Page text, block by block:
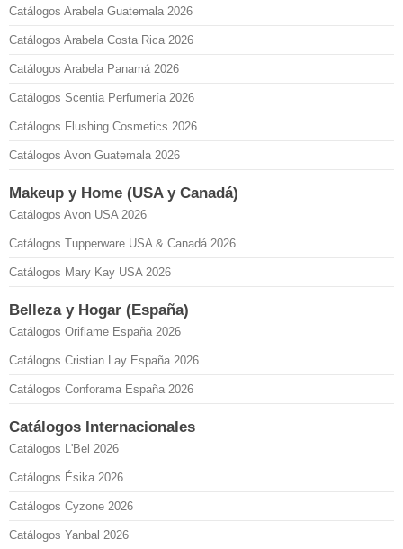
Catálogos Arabela Guatemala 2026
Catálogos Arabela Costa Rica 2026
Catálogos Arabela Panamá 2026
Catálogos Scentia Perfumería 2026
Catálogos Flushing Cosmetics 2026
Catálogos Avon Guatemala 2026
Makeup y Home (USA y Canadá)
Catálogos Avon USA 2026
Catálogos Tupperware USA & Canadá 2026
Catálogos Mary Kay USA 2026
Belleza y Hogar (España)
Catálogos Oriflame España 2026
Catálogos Cristian Lay España 2026
Catálogos Conforama España 2026
Catálogos Internacionales
Catálogos L'Bel 2026
Catálogos Ésika 2026
Catálogos Cyzone 2026
Catálogos Yanbal 2026